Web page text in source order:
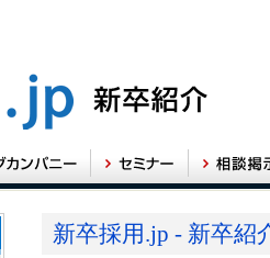
新卒採用.jp - 新卒紹